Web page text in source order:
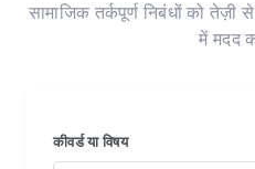
सामाजिक तर्कपूर्ण निबंधों को
में मदद
कीवर्ड या विषय